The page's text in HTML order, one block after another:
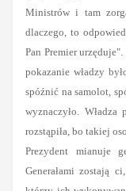
Ministrów i tam
dlaczego, to
Pan Premier
pokazanie władzy
spóźnić na samolot,
wyznaczyło.
rozstąpiła, bo takiej
Prezydent mianuje
Generałami zostają